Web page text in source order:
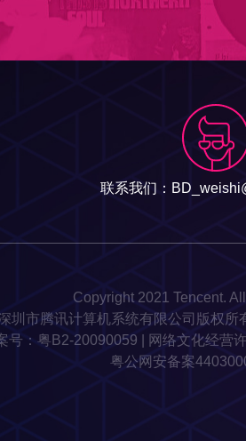
联系我们：
Copyright 2021 Tencent.
圳市腾讯计算机系统有限公司版权所
号： 粤B2-20090059 | 网络文化经营
粤公网安备案